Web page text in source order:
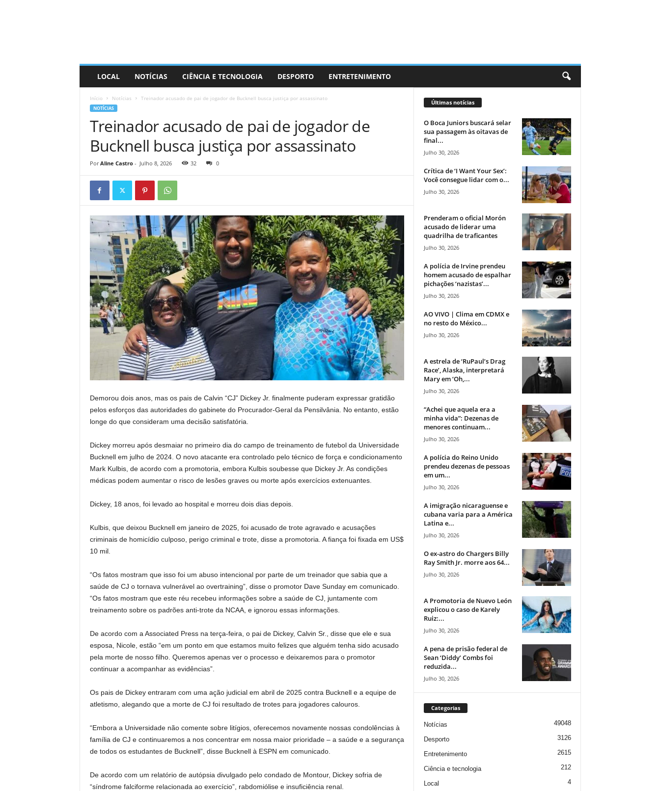
LOCAL NOTÍCIAS CIÊNCIA E TECNOLOGIA DESPORTO ENTRETENIMENTO
Início Notícias Treinador acusado de pai de jogador de Bucknell busca justiça por assassinato
NOTÍCIAS
Treinador acusado de pai de jogador de
Bucknell busca justiça por assassinato
Por Aline Castro- Julho 8, 2026 32 0
Demorou dois anos, mas os pais de Calvin “CJ” Dickey Jr. finalmente puderam expressar gratidão
pelos esforços das autoridades do gabinete do Procurador-Geral da Pensilvânia. No entanto, estão
longe do que consideram uma decisão satisfatória.
Dickey morreu após desmaiar no primeiro dia do campo de treinamento de futebol da Universidade
Bucknell em julho de 2024. O novo atacante era controlado pelo técnico de força e condicionamento
Mark Kulbis, de acordo com a promotoria, embora Kulbis soubesse que Dickey Jr. As condições
médicas podem aumentar o risco de lesões graves ou morte após exercícios extenuantes.
Dickey, 18 anos, foi levado ao hospital e morreu dois dias depois.
Kulbis, que deixou Bucknell em janeiro de 2025, foi acusado de trote agravado e acusações
criminais de homicídio culposo, perigo criminal e trote, disse a promotoria. A fiança foi fixada em US$
10 mil.
“Os fatos mostram que isso foi um abuso intencional por parte de um treinador que sabia que a
saúde de CJ o tornava vulnerável ao overtraining”, disse o promotor Dave Sunday em comunicado.
“Os fatos mostram que este réu recebeu informações sobre a saúde de CJ, juntamente com
treinamento sobre os padrões anti-trote da NCAA, e ignorou essas informações.
De acordo com a Associated Press na terça-feira, o pai de Dickey, Calvin Sr., disse que ele e sua
esposa, Nicole, estão “em um ponto em que estamos muito felizes que alguém tenha sido acusado
pela morte de nosso filho. Queremos apenas ver o processo e deixaremos para o promotor
continuar a acompanhar as evidências”.
Os pais de Dickey entraram com uma ação judicial em abril de 2025 contra Bucknell e a equipe de
atletismo, alegando que a morte de CJ foi resultado de trotes para jogadores calouros.
“Embora a Universidade não comente sobre litígios, oferecemos novamente nossas condolências à
família de CJ e continuaremos a nos concentrar em nossa maior prioridade – a saúde e a segurança
de todos os estudantes de Bucknell”, disse Bucknell à ESPN em comunicado.
De acordo com um relatório de autópsia divulgado pelo condado de Montour, Dickey sofria de
“síndrome falciforme relacionada ao exercício”, rabdomiólise e insuficiência renal.
Últimas notícias
O Boca Juniors buscará selar
sua passagem às oitavas de
final...
Julho 30, 2026
Crítica de ‘I Want Your Sex’:
Você consegue lidar com o...
Julho 30, 2026
Prenderam o oficial Morón
acusado de liderar uma
quadrilha de traficantes
Julho 30, 2026
A polícia de Irvine prendeu
homem acusado de espalhar
pichações ‘nazistas’...
Julho 30, 2026
AO VIVO | Clima em CDMX e
no resto do México...
Julho 30, 2026
A estrela de ‘RuPaul’s Drag
Race’, Alaska, interpretará
Mary em ‘Oh,...
Julho 30, 2026
“Achei que aquela era a
minha vida”: Dezenas de
menores continuam...
Julho 30, 2026
A polícia do Reino Unido
prendeu dezenas de pessoas
em um...
Julho 30, 2026
A imigração nicaraguense e
cubana varia para a América
Latina e...
Julho 30, 2026
O ex-astro do Chargers Billy
Ray Smith Jr. morre aos 64...
Julho 30, 2026
A Promotoria de Nuevo León
explicou o caso de Karely
Ruiz:...
Julho 30, 2026
A pena de prisão federal de
Sean ‘Diddy’ Combs foi
reduzida...
Julho 30, 2026
Categorias
Notícias 49048
Desporto 3126
Entretenimento 2615
Ciência e tecnologia 212
Local 4